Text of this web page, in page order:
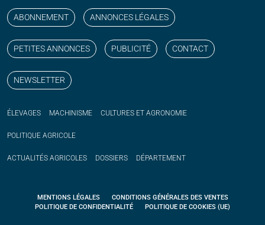
ABONNEMENT ANNONCES LÉGALES
PETITES ANNONCES PUBLICITÉ CONTACT
NEWSLETTER
ÉLEVAGES MACHINISME CULTURES ET AGRONOMIE
POLITIQUE AGRICOLE
ACTUALITÉS AGRICOLES DOSSIERS DÉPARTEMENT
MENTIONS LÉGALES
CONDITIONS GÉNÉRALES DES VENTES
POLITIQUE DE CONFIDENTIALITÉ
POLITIQUE DE COOKIES (UE)